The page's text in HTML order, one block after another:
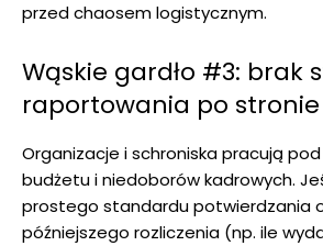
przed chaosem logistycznym.
Wąskie gardło #3: brak
raportowania po
Organizacje i schroniska pracują
budżetu i niedoborów kadrowych.
prostego standardu potwierdzania
późniejszego rozliczenia (np. ile